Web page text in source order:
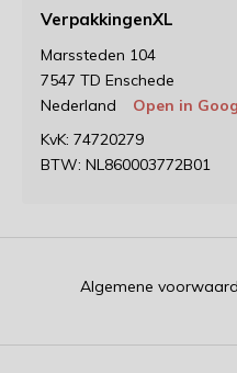
VerpakkingenXL
Marssteden 104
7547 TD Enschede
Nederland
Open in
KvK: 74720279
BTW: NL860003772B01
Algemene